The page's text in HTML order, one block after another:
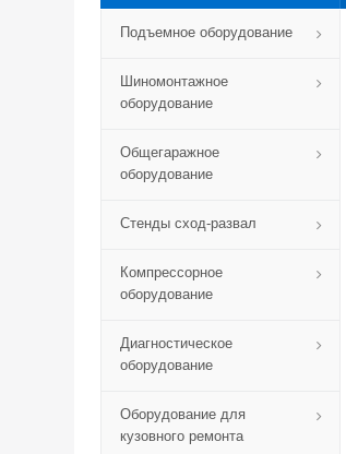
Подъемное оборудование
Шиномонтажное
оборудование
Общегаражное
оборудование
Стенды сход-развал
Компрессорное
оборудование
Диагностическое
оборудование
Оборудование для
кузовного ремонта